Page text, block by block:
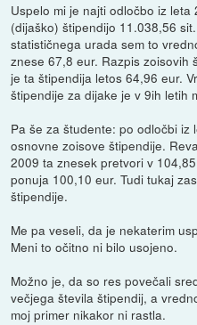
Uspelo mi je najti odločbo iz
(dijaško) štipendijo 11.038,56
statističnega urada sem to
znese 67,8 eur. Razpis
je ta štipendija letos 64,96 eur.
štipendije za dijake je v 9ih letih
Pa še za študente: po odločbi
osnovne zoisove štipendije.
2009 ta znesek pretvori v
ponuja 100,10 eur. Tudi tukaj
štipendije.
Me pa veseli, da je nekaterim
Meni to očitno ni bilo usojeno.
Možno je, da so res povečali
večjega števila štipendij, a
moj primer nikakor ni rastla.